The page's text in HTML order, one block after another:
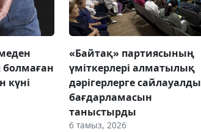
күні
«Байтақ» партиясының
үміткерлері алматылық
дәрігерлерге сайлауалды
бағдарламасын
таныстырды
6 тамыз, 2026